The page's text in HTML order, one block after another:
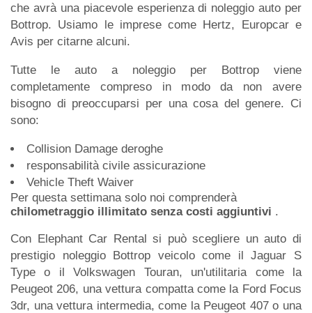
che avrà una piacevole esperienza di noleggio auto per
Bottrop. Usiamo le imprese come Hertz, Europcar e
Avis per citarne alcuni.
Tutte le auto a noleggio per Bottrop viene
completamente compreso in modo da non avere
bisogno di preoccuparsi per una cosa del genere. Ci
sono:
Collision Damage deroghe
responsabilità civile assicurazione
Vehicle Theft Waiver
Per questa settimana solo noi comprenderà
chilometraggio illimitato senza costi aggiuntivi .
Con Elephant Car Rental si può scegliere un auto di
prestigio noleggio Bottrop veicolo come il Jaguar S
Type o il Volkswagen Touran, un'utilitaria come la
Peugeot 206, una vettura compatta come la Ford Focus
3dr, una vettura intermedia, come la Peugeot 407 o una